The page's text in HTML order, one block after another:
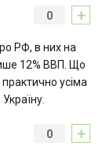
+
0
РФ, в них на
12% ВВП. Що
усіма
+
0